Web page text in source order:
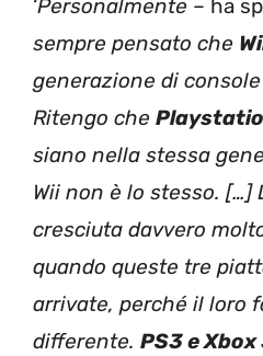
‘Personalmente – ha
sempre pensato che
generazione di
Ritengo che
siano nella stessa
Wii non è lo stesso. […]
cresciuta davvero
quando queste tre
arrivate, perché il loro
differente. PS3 e